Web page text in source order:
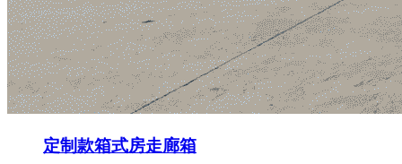
定制款箱式房走廊箱